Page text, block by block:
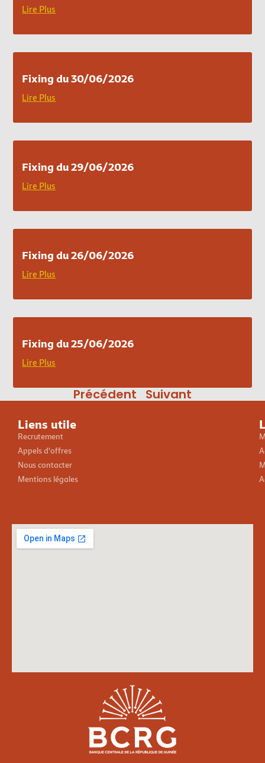
Lire Plus
Fixing du 30/06/2026
Lire Plus
Fixing du 29/06/2026
Lire Plus
Fixing du 26/06/2026
Lire Plus
Fixing du 25/06/2026
Lire Plus
Précédent Suivant
Liens utile
Recrutement
Appels d'offres
Nous contacter
Mentions légales